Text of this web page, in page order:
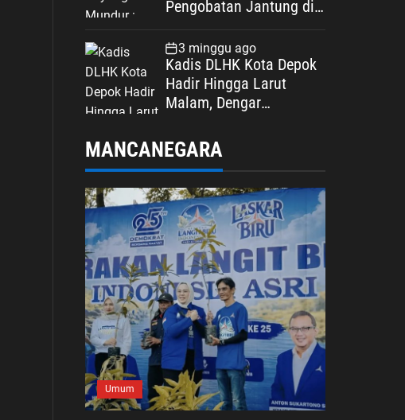
Pengobatan Jantung di
3 minggu ago
Kadis DLHK Kota Depok
Hadir Hingga Larut
Malam, Dengar
Retribusi Sampah di
MANCANEGARA
Umum